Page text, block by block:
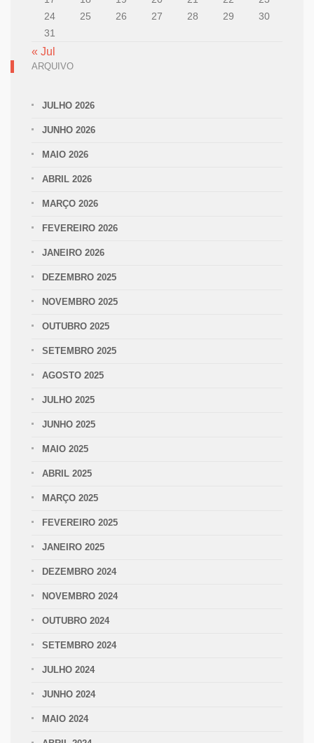
24
25 26 27 28 29
30
31
« Jul
ARQUIVO
JULHO 2026
JUNHO 2026
MAIO 2026
ABRIL 2026
MARÇO 2026
FEVEREIRO 2026
JANEIRO 2026
DEZEMBRO 2025
NOVEMBRO 2025
OUTUBRO 2025
SETEMBRO 2025
AGOSTO 2025
JULHO 2025
JUNHO 2025
MAIO 2025
ABRIL 2025
MARÇO 2025
FEVEREIRO 2025
JANEIRO 2025
DEZEMBRO 2024
NOVEMBRO 2024
OUTUBRO 2024
SETEMBRO 2024
JULHO 2024
JUNHO 2024
MAIO 2024